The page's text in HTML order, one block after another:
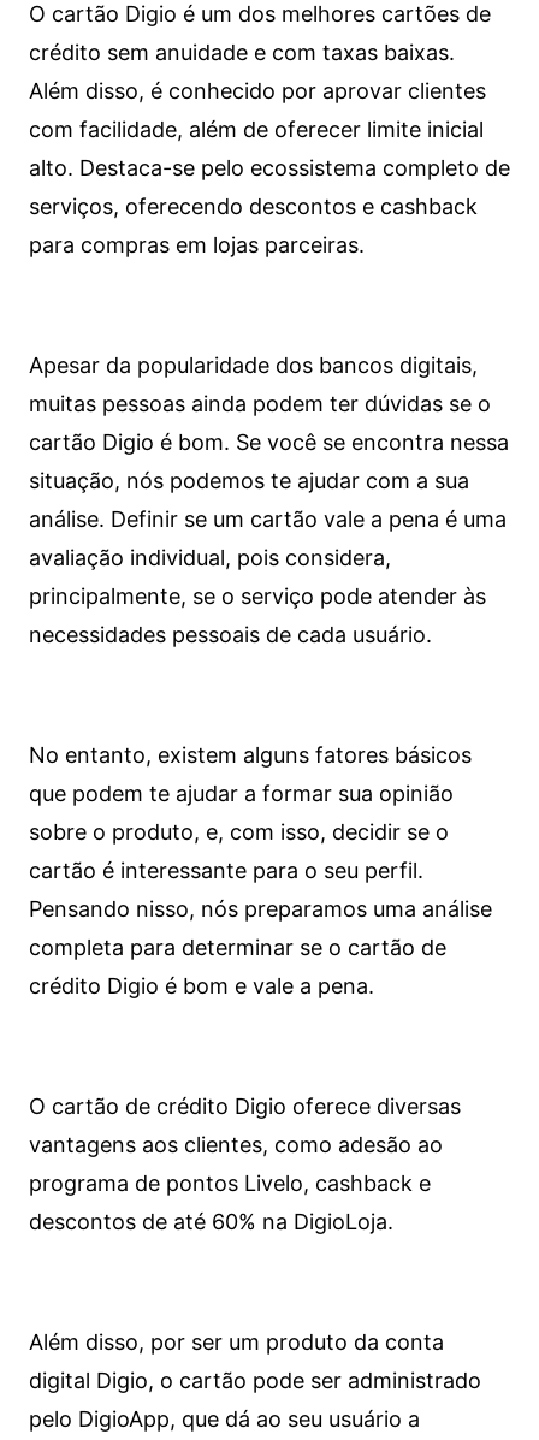
O cartão Digio é um dos melhores cartões de
crédito sem anuidade e com taxas baixas.
Além disso, é conhecido por aprovar clientes
com facilidade, além de oferecer limite inicial
alto. Destaca-se pelo ecossistema completo de
serviços, oferecendo descontos e cashback
para compras em lojas parceiras.
Apesar da popularidade dos bancos digitais,
muitas pessoas ainda podem ter dúvidas se o
cartão Digio é bom. Se você se encontra nessa
situação, nós podemos te ajudar com a sua
análise. Definir se um cartão vale a pena é uma
avaliação individual, pois considera,
principalmente, se o serviço pode atender às
necessidades pessoais de cada usuário.
No entanto, existem alguns fatores básicos
que podem te ajudar a formar sua opinião
sobre o produto, e, com isso, decidir se o
cartão é interessante para o seu perfil.
Pensando nisso, nós preparamos uma análise
completa para determinar se o cartão de
crédito Digio é bom e vale a pena.
O cartão de crédito Digio oferece diversas
vantagens aos clientes, como adesão ao
programa de pontos Livelo, cashback e
descontos de até 60% na DigioLoja.
Além disso, por ser um produto da conta
digital Digio, o cartão pode ser administrado
pelo DigioApp, que dá ao seu usuário a